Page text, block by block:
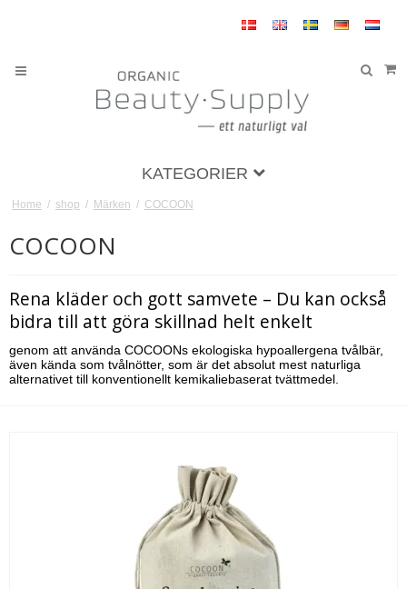
KATEGORIER
Home / shop / Märken / COCOON
COCOON
Rena kläder och gott samvete – Du kan också
bidra till att göra skillnad helt enkelt
genom att använda COCOONs ekologiska hypoallergena tvålbär,
även kända som tvålnötter, som är det absolut mest naturliga
alternativet till konventionellt kemikaliebaserat tvättmedel.